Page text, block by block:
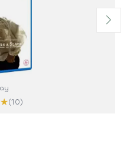
★(10)